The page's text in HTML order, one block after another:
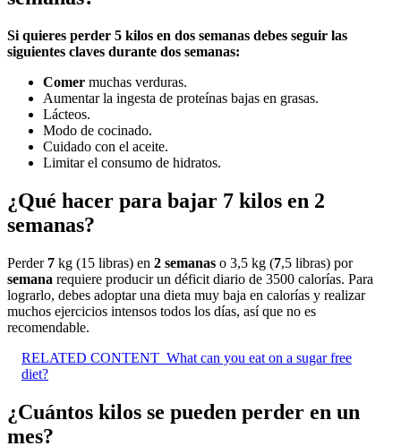
Si quieres perder 5 kilos en dos semanas debes seguir las
siguientes claves durante dos semanas:
Comer muchas verduras.
Aumentar la ingesta de proteínas bajas en grasas.
Lácteos.
Modo de cocinado.
Cuidado con el aceite.
Limitar el consumo de hidratos.
¿Qué hacer para bajar 7 kilos en 2
semanas?
Perder 7 kg (15 libras) en 2 semanas o 3,5 kg (7,5 libras) por
semana requiere producir un déficit diario de 3500 calorías. Para
lograrlo, debes adoptar una dieta muy baja en calorías y realizar
muchos ejercicios intensos todos los días, así que no es
recomendable.
RELATED CONTENT What can you eat on a sugar free
diet?
¿Cuántos kilos se pueden perder en un
mes?